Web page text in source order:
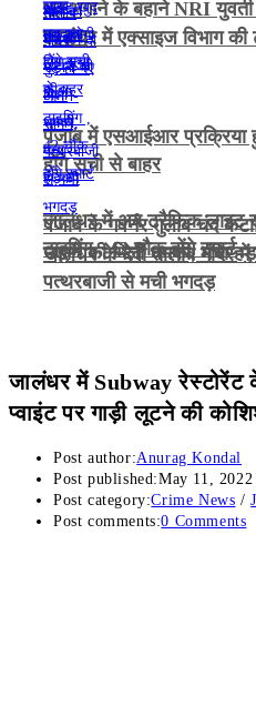
भूत भगाने के बहाने NRI
हरकत
जालंधर में एक्साइज विभाग
पंजाब में एसआईआर प्रक्रिया
होंगे सूची से बाहर
पंजाब के गवर्नर गुलाब चंद
उड़ाने की मिली धमकी, मचा
जालंधर में अब ट्रैफिक लाइट
टाइमिंग , 42 चौक होंगे स्मार्ट
जालंधर के देवी तालाब मंदिर
पत्थरबाजी से मची भगदड़
जालंधर में Subway रेस्टोरेंट
प्वाइंट पर गाड़ी लूटने की
Post author:Anurag Kondal
Post published:May 11, 2022
Post category:Crime News /
Post comments:0 Comments